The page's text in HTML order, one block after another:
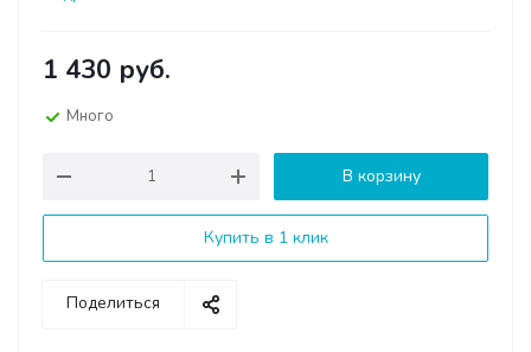
1 430 руб.
Много
В корзину
Купить в 1 клик
Поделиться